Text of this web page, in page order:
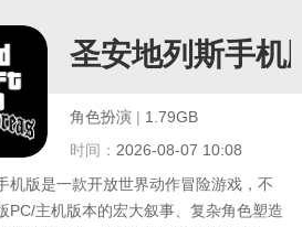
圣安地列斯手机版
角色扮演 | 1.79GB
时间： 2026-08-07 10:08
机版是一款开放世界动作冒险游戏，不
PC/主机版本的宏大叙事、复杂角色塑造